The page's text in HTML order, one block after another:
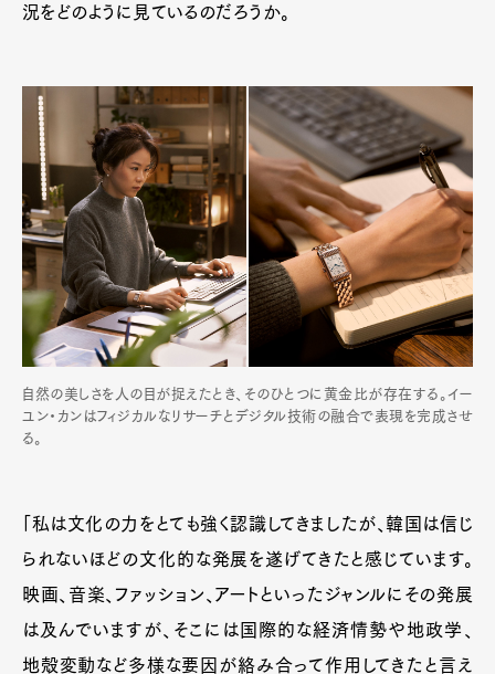
況をどのように見ているのだろうか。
自然の美しさを人の目が捉えたとき、そのひとつに黄金比が存在する。イー
ユン・カンはフィジカルなリサーチとデジタル技術の融合で表現を完成させ
る。
「私は文化の力をとても強く認識してきましたが、韓国は信じ
られないほどの文化的な発展を遂げてきたと感じています。
映画、音楽、ファッション、アートといったジャンルにその発展
は及んでいますが、そこには国際的な経済情勢や地政学、
地殻変動など多様な要因が絡み合って作用してきたと言え